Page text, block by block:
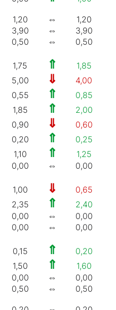
1,20 ⇔ 1,20
3,90 ⇔ 3,90
0,50 ⇔ 0,50
1,75 ⇑ 1,85
5,00 ⇓ 4,00
0,55 ⇑ 0,85
1,85 ⇑ 2,00
0,90 ⇓ 0,60
0,20 ⇑ 0,25
1,10 ⇑ 1,25
0,00 ⇔ 0,00
1,00 ⇓ 0,65
2,35 ⇑ 2,40
0,00 ⇔ 0,00
0,00 ⇔ 0,00
0,15 ⇑ 0,20
1,50 ⇑ 1,60
0,00 ⇔ 0,00
0,50 ⇔ 0,50